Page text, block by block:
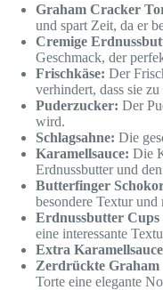
Graham Cracker
und spart Zeit, da er
Cremige
Geschmack, der
Frischkäse: Der
verhindert, dass sie
Puderzucker: Der
wird.
Schlagsahne: Die
Karamellsauce: Die
Erdnussbutter und
Butterfinger
besondere Textur und
Erdnussbutter Cups
eine interessante
Extra
Zerdrückte Graham
Torte eine elegante